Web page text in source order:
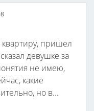
квартиру, пришел
девушке за
не имею,
какие
но в...